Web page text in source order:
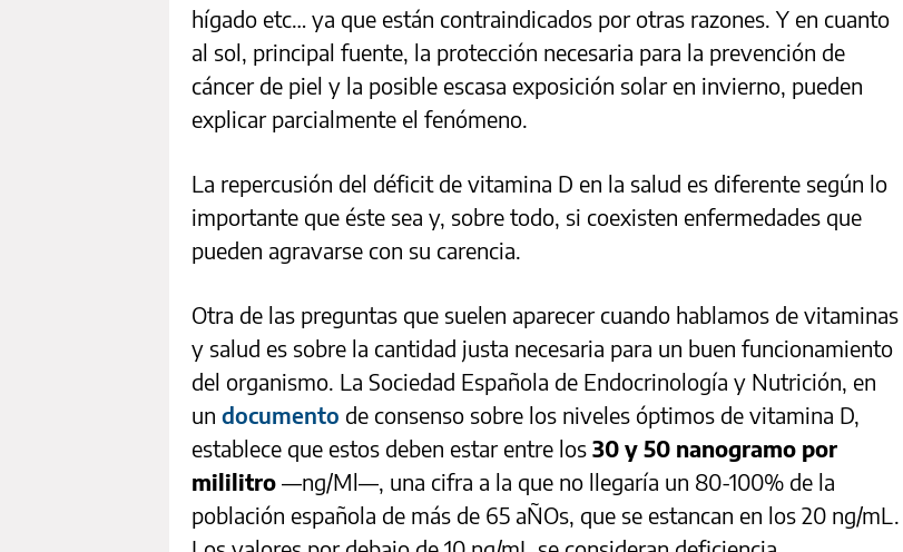
hígado etc… ya que están contraindicados por otras razones. Y en cuanto
al sol, principal fuente, la protección necesaria para la prevención de
cáncer de piel y la posible escasa exposición solar en invierno, pueden
explicar parcialmente el fenómeno.
La repercusión del déficit de vitamina D en la salud es diferente según lo
importante que éste sea y, sobre todo, si coexisten enfermedades que
pueden agravarse con su carencia.
Otra de las preguntas que suelen aparecer cuando hablamos de vitaminas
y salud es sobre la cantidad justa necesaria para un buen funcionamiento
del organismo. La Sociedad Española de Endocrinología y Nutrición, en
un documento de consenso sobre los niveles óptimos de vitamina D,
establece que estos deben estar entre los 30 y 50 nanogramo por
mililitro —ng/Ml—, una cifra a la que no llegaría un 80-100% de la
población española de más de 65 aÑOs, que se estancan en los 20 ng/mL.